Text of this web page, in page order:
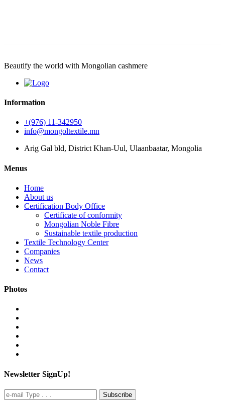
Beautify the world with Mongolian cashmere
Information
+(976) 11-342950
info@mongoltextile.mn
Arig Gal bld, District Khan-Uul, Ulaanbaatar, Mongolia
Menus
Home
About us
Certification Body Office
Certificate of conformity
Mongolian Noble Fibre
Sustainable textile production
Textile Technology Center
Companies
News
Contact
Photos
Newsletter SignUp!
Subscribe